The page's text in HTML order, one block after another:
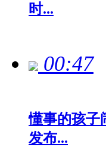
时...
00:47
懂事的孩子
发布...